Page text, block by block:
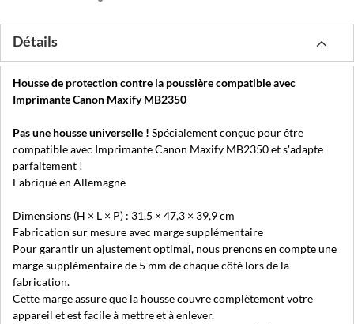
Détails
Housse de protection contre la poussière compatible avec
Imprimante Canon Maxify MB2350
Pas une housse universelle ! Spécialement conçue pour être
compatible avec Imprimante Canon Maxify MB2350 et s'adapte
parfaitement !
Fabriqué en Allemagne
Dimensions (H × L × P) : 31,5 × 47,3 × 39,9 cm
Fabrication sur mesure avec marge supplémentaire
Pour garantir un ajustement optimal, nous prenons en compte une
marge supplémentaire de 5 mm de chaque côté lors de la
fabrication.
Cette marge assure que la housse couvre complètement votre
appareil et est facile à mettre et à enlever.